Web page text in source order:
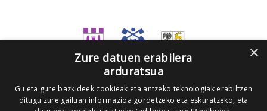
×
Zure datuen erabilera
arduratsua
Gu eta gure bazkideek cookieak eta antzeko teknologiak erabiltzen
ditugu zure gailuan informazioa gordetzeko eta eskuratzeko, eta